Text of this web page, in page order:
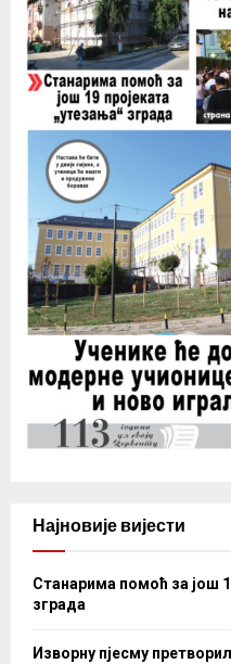
Најновије вијести
Станарима помоћ за још
зграда
Изворну пјесму